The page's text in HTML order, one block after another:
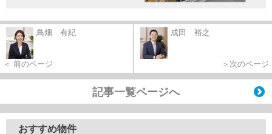
鳥畑 有紀
＜ 前のページ
成田 裕之
＞次のページ
記事一覧ページへ
おすすめ物件